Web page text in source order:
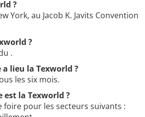
?
York, au Jacob K. Javits Convention
?
.
lieu la Texworld ?
les six mois.
est la Texworld ?
foire pour les secteurs suivants :